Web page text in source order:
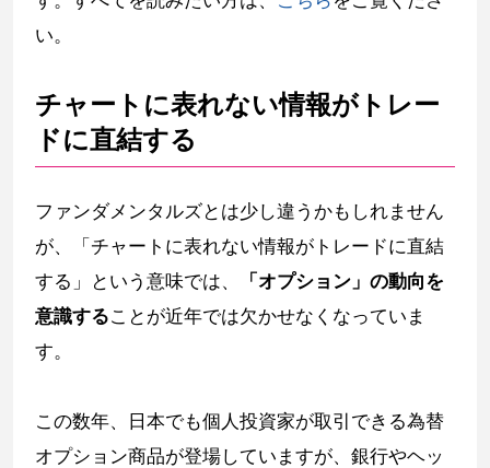
い。
チャートに表れない情報がトレー
ドに直結する
ファンダメンタルズとは少し違うかもしれません
が、「チャートに表れない情報がトレードに直結
する」という意味では、
「オプション」の動向を
意識することが近年では欠かせなくなっていま
す。
この数年、日本でも個人投資家が取引できる為替
オプション商品が登場していますが、銀行やヘッ